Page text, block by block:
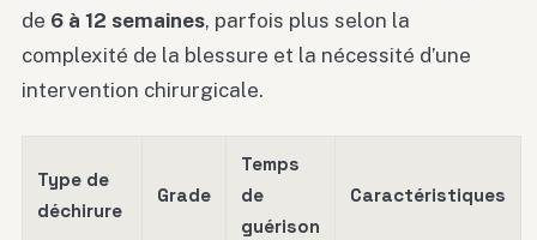
de 6 à 12 semaines, parfois plus selon la
complexité de la blessure et la nécessité d’une
intervention chirurgicale.
Type de
déchirure
Grade
Temps
de
guérison
Caractéristiques